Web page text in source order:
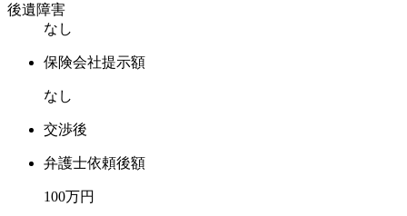
後遺障害
なし
保険会社提示額
なし
交渉後
弁護士依頼後額
100万円